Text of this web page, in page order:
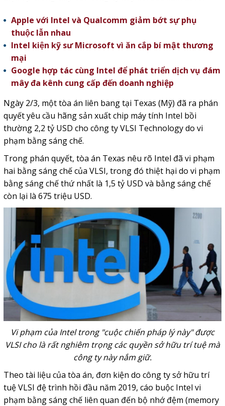
Apple với Intel và Qualcomm giảm bớt sự phụ
thuộc lẫn nhau
Intel kiện kỹ sư Microsoft vì ăn cắp bí mật thương
mại
Google hợp tác cùng Intel để phát triển dịch vụ đám
mây đa kênh cung cấp đến doanh nghiệp
Ngày 2/3, một tòa án liên bang tại Texas (Mỹ) đã ra phán
quyết yêu cầu hãng sản xuất chip máy tính Intel bồi
thường 2,2 tỷ USD cho công ty VLSI Technology do vi
phạm bằng sáng chế.
Trong phán quyết, tòa án Texas nêu rõ Intel đã vi phạm
hai bằng sáng chế của VLSI, trong đó thiệt hại do vi phạm
bằng sáng chế thứ nhất là 1,5 tỷ USD và bằng sáng chế
còn lại là 675 triệu USD.
Vi phạm của Intel trong "cuộc chiến pháp lý này" được
VLSI cho là rất nghiêm trọng các quyền sở hữu trí tuệ mà
công ty này nắm giữ.
Theo tài liệu của tòa án, đơn kiện do công ty sở hữu trí
tuệ VLSI đệ trình hồi đầu năm 2019, cáo buộc Intel vi
phạm bằng sáng chế liên quan đến bộ nhớ đệm (memory